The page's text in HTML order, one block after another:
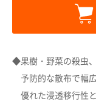
◆果樹・野菜の殺虫
予防的な散布で幅
優れた浸透移行性